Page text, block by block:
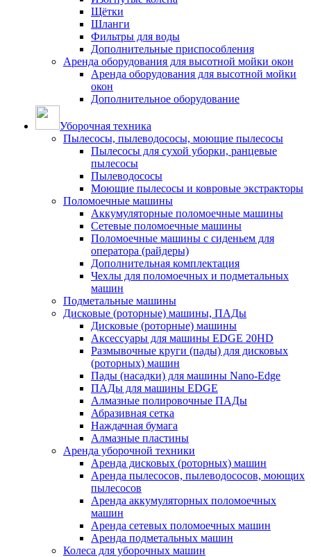
Щётки
Шланги
Фильтры для воды
Дополнительные приспособления
Аренда оборудования для высотной мойки окон
Аренда оборудования для высотной мойки
окон
Дополнительное оборудование
Уборочная техника
Пылесосы, пылеводососы, моющие пылесосы
Пылесосы для сухой уборки, ранцевые
пылесосы
Пылеводососы
Моющие пылесосы и ковровые экстракторы
Поломоечные машины
Аккумуляторные поломоечные машины
Сетевые поломоечные машины
Поломоечные машины с сиденьем для
оператора (райдеры)
Дополнительная комплектация
Чехлы для поломоечных и подметальных
машин
Подметальные машины
Дисковые (роторные) машины, ПАДы
Дисковые (роторные) машины
Аксессуары для машины EDGE 20HD
Размывочные круги (пады) для дисковых
(роторных) машин
Пады (насадки) для машины Nano-Edge
ПАДы для машины EDGE
Алмазные полировочные ПАДы
Абразивная сетка
Наждачная бумага
Алмазные пластины
Аренда уборочной техники
Аренда дисковых (роторных) машин
Аренда пылесосов, пылеводососов, моющих
пылесосов
Аренда аккумуляторных поломоечных
машин
Аренда сетевых поломоечных машин
Аренда подметальных машин
Колеса для уборочных машин